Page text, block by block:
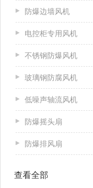
防爆边墙风机
电控柜专用风机
不锈钢防爆风机
玻璃钢防腐风机
低噪声轴流风机
防爆摇头扇
防爆排风扇
查看全部